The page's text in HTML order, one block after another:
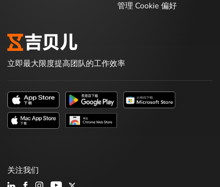
管理 Cookie 偏好
立即最大限度提高团队的工作效率
关注我们